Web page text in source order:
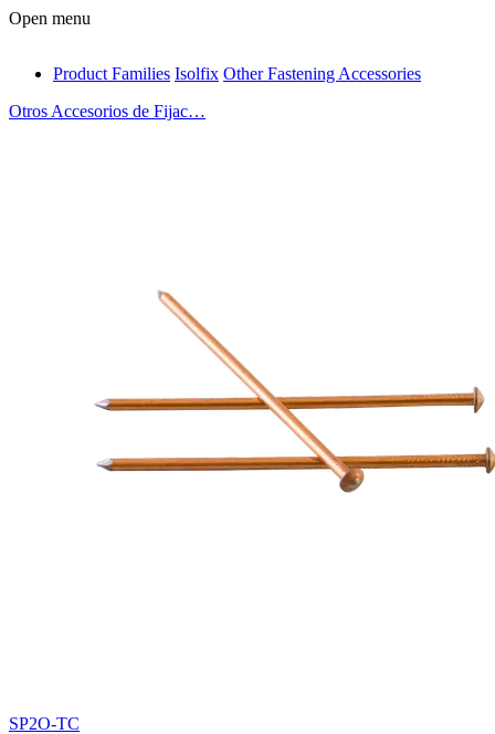
Open menu
antivib
isolfix
Product Families Isolfix Other Fastening Accessories
Otros Accesorios de Fijac…
SP2O-TC